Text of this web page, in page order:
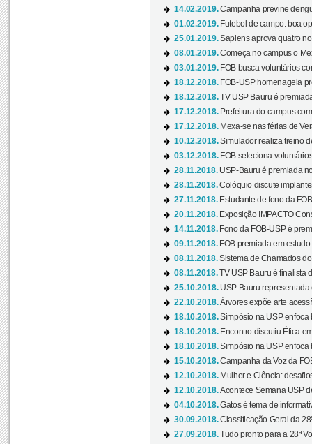
14.02.2019.Campanha previne
01.02.2019. Futebol de campo: boa
25.01.2019.Sapiens aprova quatro
08.01.2019.Começa no campus o
03.01.2019. FOB busca voluntários
18.12.2018. FOB-USP homenageia
18.12.2018.TV USP Bauru é
17.12.2018. Prefeitura do campus
17.12.2018. Mexa-se nas férias de
10.12.2018.Simulador realiza treino
03.12.2018. FOB seleciona
28.11.2018. USP-Bauru é premiada
28.11.2018.Colóquio discute
27.11.2018. Estudante de fono da
20.11.2018. Exposição IMPACTO
14.11.2018. Fono da FOB-USP é
09.11.2018. FOB premiada em estudo
08.11.2018.Sistema de Chamados
08.11.2018.TV USP Bauru é finalista
25.10.2018. USP Bauru representada
22.10.2018.Árvores expõe arte
18.10.2018.Simpósio na USP enfoca
18.10.2018. Encontro discutiu Ética
18.10.2018.Simpósio na USP enfoca
15.10.2018.Campanha da Voz da
12.10.2018. Mulher e Ciência:
12.10.2018.Acontece Semana USP
04.10.2018.Gatos é tema de
30.09.2018.Classificação Geral da
27.09.2018.Tudo pronto para a 28ª